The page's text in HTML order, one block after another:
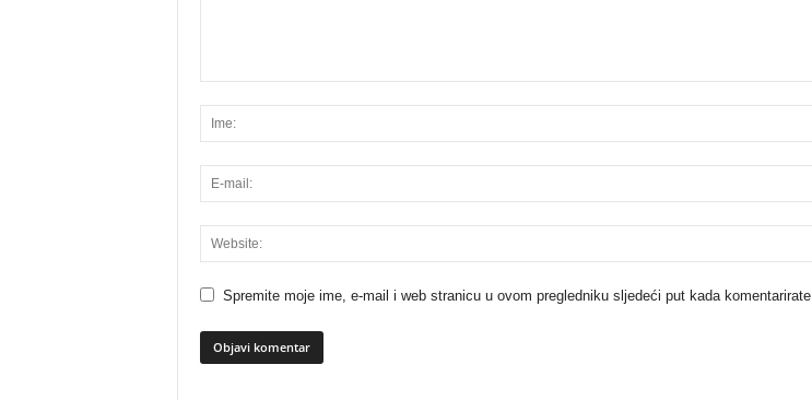
Spremite moje ime, e-mail i web stranicu u ovom pregledniku sljedeći put kada komentarirate.